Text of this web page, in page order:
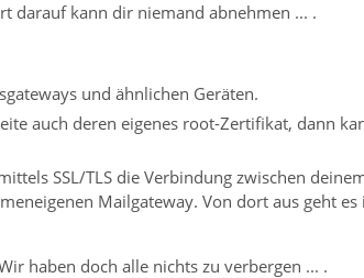
darauf kann dir niemand abnehmen ... .
und ähnlichen Geräten.
auch deren eigenes root-Zertifikat, dann
SSL/TLS die Verbindung zwischen
Mailgateway. Von dort aus geht es
haben doch alle nichts zu verbergen ... .